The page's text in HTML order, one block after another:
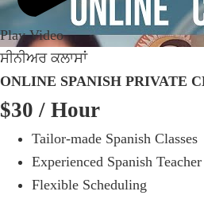
Play Video
ਸੀਨੀਅਰ ਕਲਾਸਾਂ
ONLINE SPANISH PRIVATE
$30 / Hour
Tailor-made Spanish Classes
Experienced Spanish Teacher
Flexible Scheduling